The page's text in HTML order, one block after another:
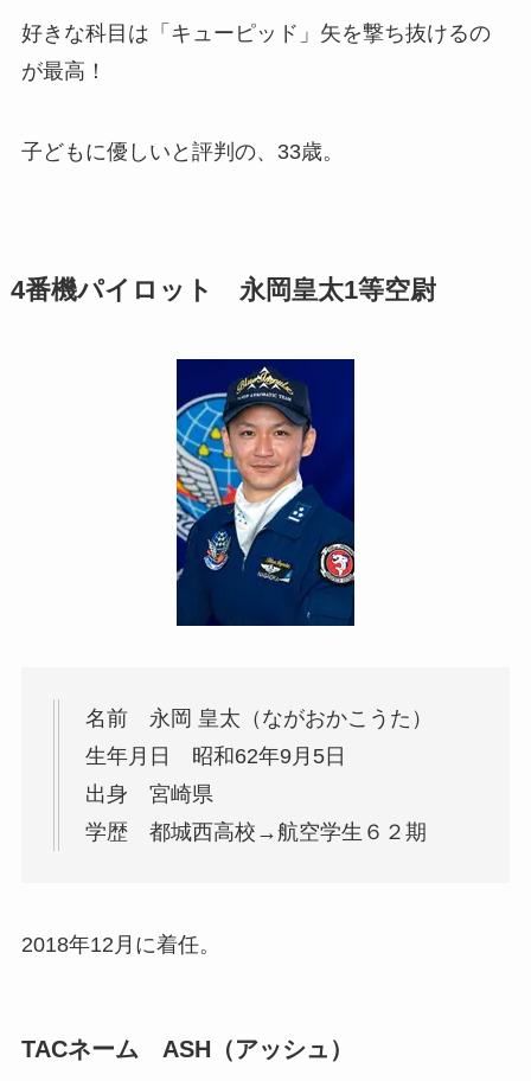
好きな科目は「キューピッド」矢を撃ち抜けるの
が最高！
子どもに優しいと評判の、33歳。
4番機パイロット 永岡皇太1等空尉
名前 永岡 皇太（ながおかこうた）
生年月日 昭和62年9月5日
出身 宮崎県
学歴 都城西高校→航空学生６２期
2018年12月に着任。
TACネーム ASH（アッシュ）